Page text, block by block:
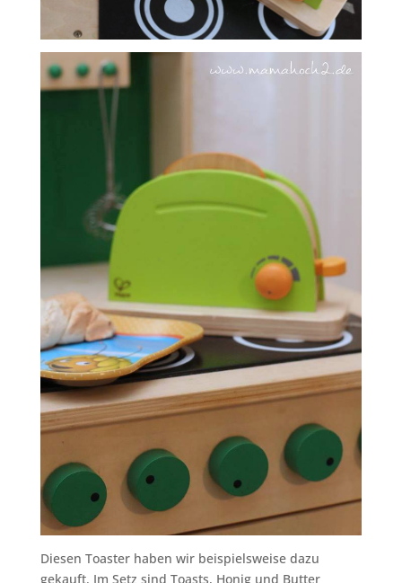
Diesen Toaster haben wir beispielsweise dazu
gekauft. Im Setz sind Toasts, Honig und Butter